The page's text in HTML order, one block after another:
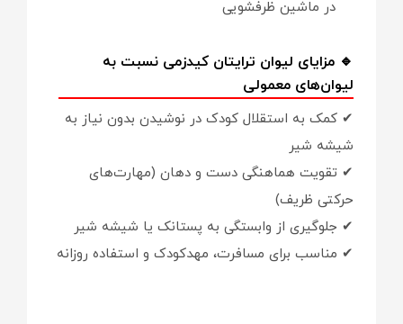
در ماشین ظرفشویی
🔹 مزایای لیوان ترایتان کیدزمی نسبت به
لیوان‌های معمولی
✔ کمک به استقلال کودک در نوشیدن بدون نیاز به
شیشه شیر
✔ تقویت هماهنگی دست و دهان (مهارت‌های
حرکتی ظریف)
✔ جلوگیری از وابستگی به پستانک یا شیشه شیر
✔ مناسب برای مسافرت، مهدکودک و استفاده روزانه